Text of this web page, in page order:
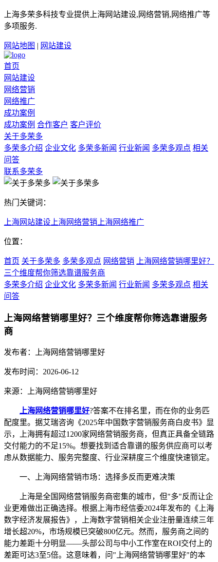
上海多荣多科技专业提供上海网站建设,网络营销,网络推广等
多项服务.
网站地图 | 网站建设
首页
网站建设
网络营销
网络推广
成功案例
成功案例 合作客户 客户评价
关于多荣多
多荣多介绍 企业文化 多荣多新闻 行业新闻 多荣多观点 相关
问答
联系多荣多
热门关键词：
上海网站建设 上海网络营销 上海网络推广
位置：
首页 关于多荣多 多荣多观点 网络营销
上海网络营销哪里好？
三个维度帮你筛选靠谱服务商
多荣多介绍 企业文化 多荣多新闻 行业新闻 多荣多观点 相关
问答
上海网络营销哪里好？三个维度帮你筛选靠谱服务
商
发布者：上海网络营销哪里好
发布时间：2026-06-12
来源：上海网络营销哪里好
上海网络营销哪里好?答案不在排名里，而在你的业务匹
配度里。据艾瑞咨询《2025年中国数字营销服务商白皮书》显
示，上海拥有超过1200家网络营销服务商，但真正具备全链路
交付能力的不足15%。想要找到适合靠谱的服务供应商可以考
虑从数据能力、服务完整度、行业深耕度三个维度快速锁定。
一、上海网络营销市场：选择多反而更难决策
上海是全国网络营销服务商密集的城市，但"多"反而让企
业更难做出正确选择。根据上海市经信委2024年发布的《上海
数字经济发展报告》，上海数字营销相关企业注册量连续三年
增长超20%，市场规模已突破800亿元。然而，服务商之间的
能力差距十分明显——头部公司与中小工作室在ROI交付上的
差距可达3至5倍。这意味着，问"上海网络营销哪里好"的本